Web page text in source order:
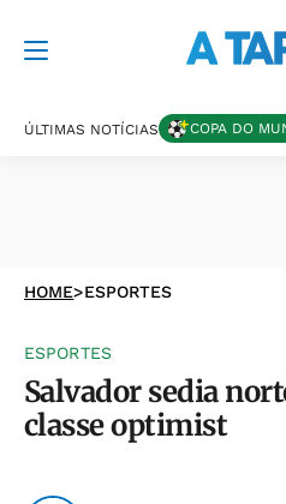
ÚLTIMAS NOTÍCIAS COPA DO
HOME>ESPORTES
ESPORTES
Salvador sedia
classe optimist